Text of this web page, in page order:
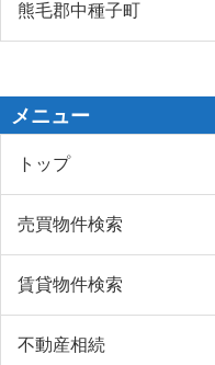
熊毛郡中種子町
メニュー
トップ
売買物件検索
賃貸物件検索
不動産相続